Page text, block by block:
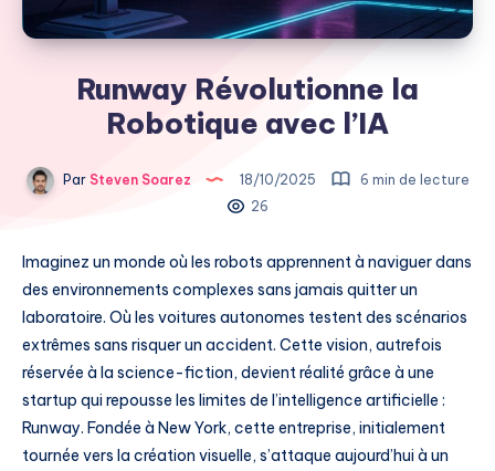
Runway Révolutionne la
Robotique avec l’IA
ParSteven Soarez 18/10/2025
6 min de lecture
26
Imaginez un monde où les robots apprennent à naviguer dans
des environnements complexes sans jamais quitter un
laboratoire. Où les voitures autonomes testent des scénarios
extrêmes sans risquer un accident. Cette vision, autrefois
réservée à la science-fiction, devient réalité grâce à une
startup qui repousse les limites de l’intelligence artificielle :
Runway. Fondée à New York, cette entreprise, initialement
tournée vers la création visuelle, s’attaque aujourd’hui à un